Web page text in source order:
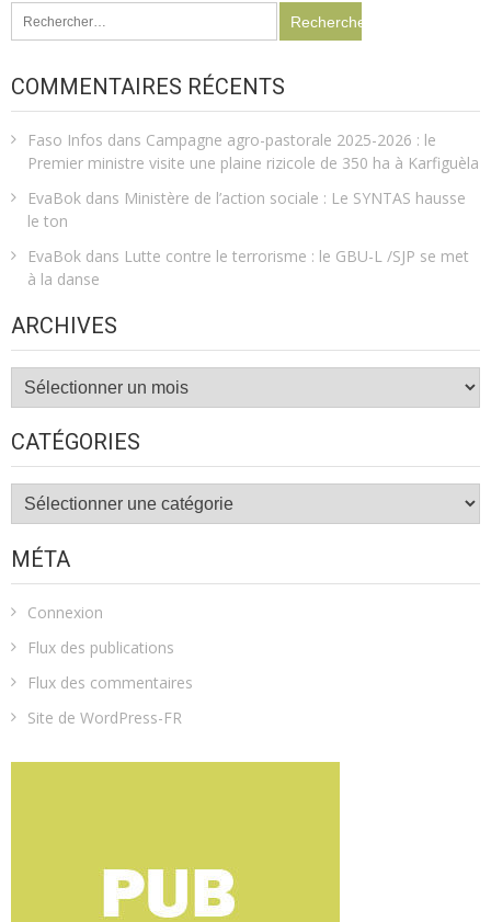
COMMENTAIRES RÉCENTS
Faso Infos dans Campagne agro-pastorale 2025-2026 : le
Premier ministre visite une plaine rizicole de 350 ha à Karfiguèla
EvaBok dans Ministère de l’action sociale : Le SYNTAS hausse
le ton
EvaBok dans Lutte contre le terrorisme : le GBU-L /SJP se met
à la danse
ARCHIVES
Archives
CATÉGORIES
Catégories
MÉTA
Connexion
Flux des publications
Flux des commentaires
Site de WordPress-FR